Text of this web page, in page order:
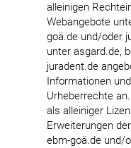
alleinigen
Webangebote
goä.de und/oder
unter asgard.de,
juradent.de
Informationen
Urheberrechte
als alleiniger
Erweiterungen
ebm-goä.de und/